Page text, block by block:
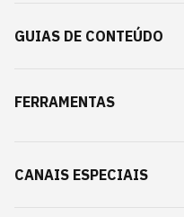
GUIAS DE CONTEÚDO
FERRAMENTAS
CANAIS ESPECIAIS